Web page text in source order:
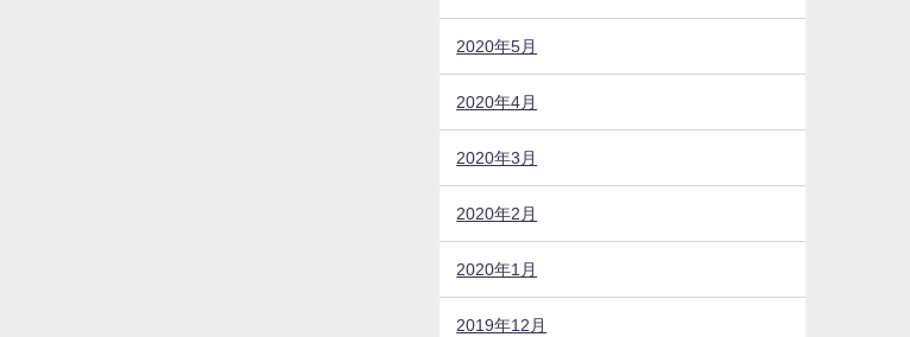
2020年5月
2020年4月
2020年3月
2020年2月
2020年1月
2019年12月